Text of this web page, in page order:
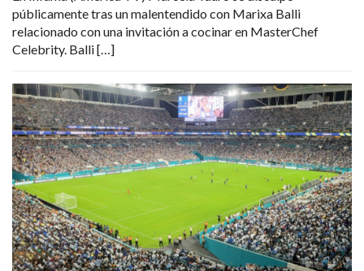
públicamente tras un malentendido con Marixa Balli
relacionado con una invitación a cocinar en MasterChef
Celebrity. Balli […]